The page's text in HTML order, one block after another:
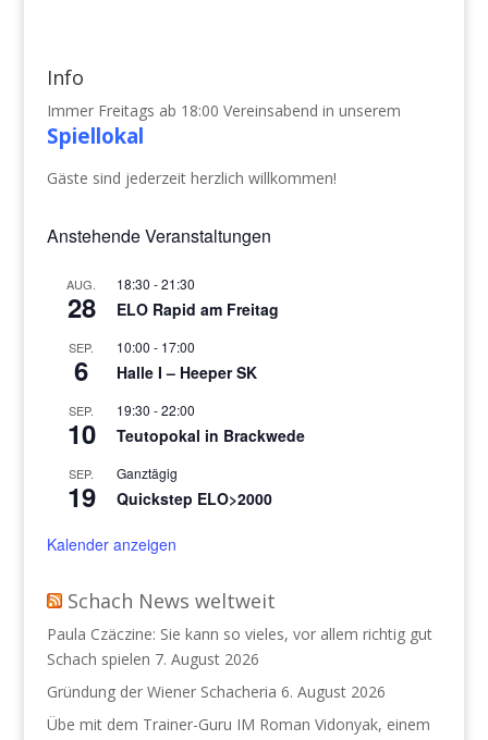
Info
Immer Freitags ab 18:00 Vereinsabend in unserem
Spiellokal
Gäste sind jederzeit herzlich willkommen!
Anstehende Veranstaltungen
AUG.
28
18:30 -21:30
ELO Rapid am Freitag
SEP.
6
10:00 - 17:00
Halle I – Heeper SK
SEP.
10
19:30 -22:00
Teutopokal in Brackwede
SEP.
19
Ganztägig
Quickstep ELO>2000
Kalender anzeigen
Schach News weltweit
Paula Czäczine: Sie kann so vieles, vor allem richtig gut
Schach spielen 7. August 2026
Gründung der Wiener Schacheria 6. August 2026
Übe mit dem Trainer-Guru IM Roman Vidonyak, einem